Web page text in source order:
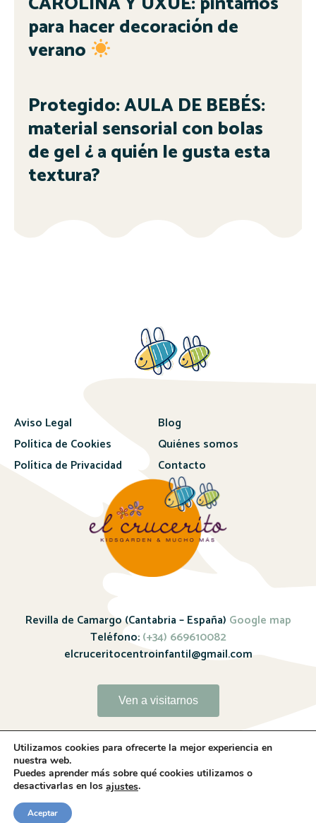
para hacer decoración de
verano
Protegido: AULA DE BEBÉS:
material sensorial con bolas
de gel ¿ a quién le gusta esta
textura?
Aviso Legal
Política de Cookies
Política de Privacidad
Blog
Quiénes somos
Contacto
Revilla de Camargo (Cantabria – España) Google map
Teléfono:(+34) 669610082
elcruceritocentroinfantil@gmail.com
Ven a visitarnos
Utilizamos cookies para ofrecerte la mejor experiencia en
nuestra web.
Puedes aprender más sobre qué cookies utilizamos o
desactivarlas en los ajustes.
Aceptar